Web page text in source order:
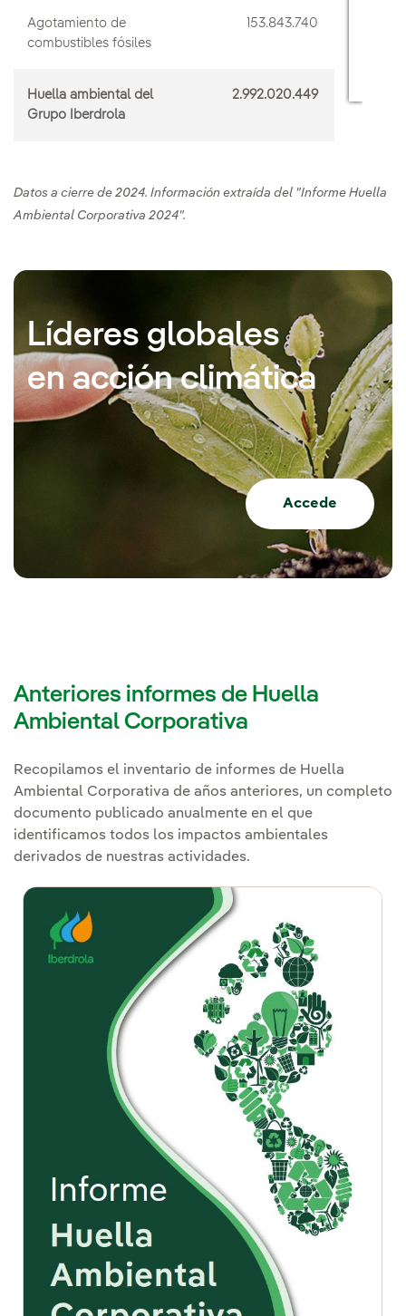
Agotamiento de
combustibles fósiles
153.843.740
Huella ambiental del
Grupo Iberdrola
2.992.020.449
Datos a cierre de 2024. Información extraída del "Informe Huella
Ambiental Corporativa 2024".
Líderes globales
en acción climática
Accede
Anteriores informes de Huella
Ambiental Corporativa
Recopilamos el inventario de informes de Huella
Ambiental Corporativa de años anteriores, un completo
documento publicado anualmente en el que
identificamos todos los impactos ambientales
derivados de nuestras actividades.